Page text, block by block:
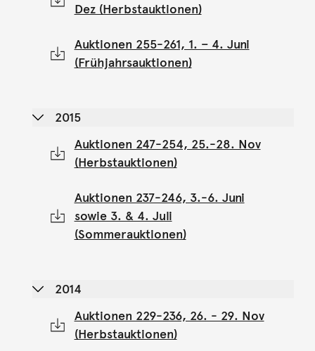
Dez (Herbstauktionen)
Auktionen 255-261, 1. – 4. Juni
(Frühjahrsauktionen)
2015
Auktionen 247-254, 25.-28. Nov
(Herbstauktionen)
Auktionen 237-246, 3.-6. Juni
sowie 3. & 4. Juli
(Sommerauktionen)
2014
Auktionen 229-236, 26. - 29. Nov
(Herbstauktionen)